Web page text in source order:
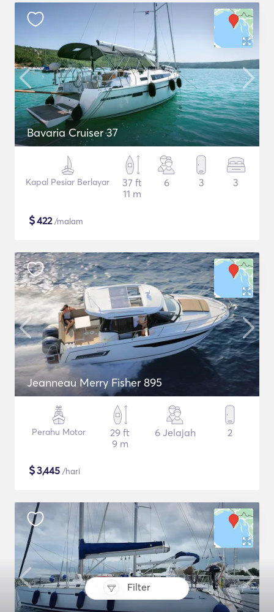
Filter
Bavaria Cruiser 37
Kapal Pesiar Berlayar
37 ft
11 m
6 3 3
$422/malam
Jeanneau Merry Fisher 895
Perahu Motor
29 ft
9 m
6 Jelajah 2
$3,445 /hari